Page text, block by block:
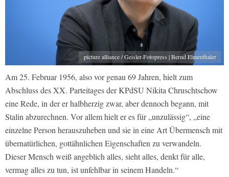
picture alliance / Geisler-Fotopress | Bernd Elmenthaler
Am 25. Februar 1956, also vor genau 69 Jahren, hielt zum
Abschluss des XX. Parteitages der KPdSU Nikita Chruschtschow
eine Rede, in der er halbherzig zwar, aber dennoch begann, mit
Stalin abzurechnen. Vor allem hielt er es für „unzulässig“, „eine
einzelne Person herauszuheben und sie in eine Art Übermensch mit
übernatürlichen, gottähnlichen Eigenschaften zu verwandeln.
Dieser Mensch weiß angeblich alles, sieht alles, denkt für alle,
vermag alles zu tun, ist unfehlbar in seinem Handeln.“